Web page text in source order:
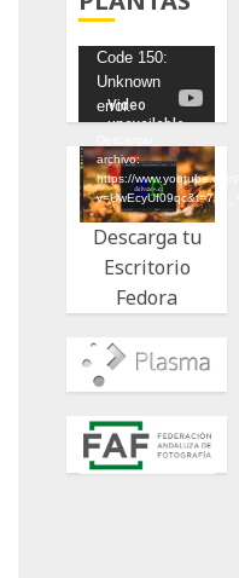
Reproductor
de
vídeo
Code 150:
Unknown
error.
archivo:
https://
Descarga tu
Escritorio
Fedora